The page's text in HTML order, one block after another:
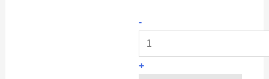
-GRANITA®
Malla
Antigranizo
Para
+